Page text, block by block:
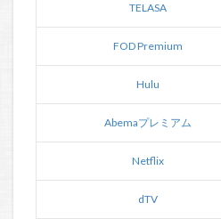
TELASA
FOD Premium
Hulu
Abemaプレミアム
Netflix
dTV